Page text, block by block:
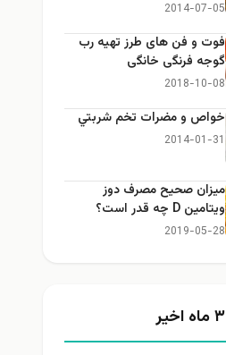
2014-07-05
فوت و فن های طرز تهیه رب
گوجه فرنگی خانگی
2018-10-08
خواص و مضرات تخم شربتي
2014-01-31
میزان صحیح مصرف دوز
ویتامین D چه قدر است؟
2019-05-28